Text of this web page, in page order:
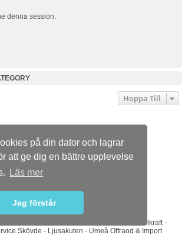
på din dator och lagrar
att ge dig en bättre upplevelse
Läs mer
Jag förstår
denna session.
Hoppa Till
Software © phpBB Limited
Sweden © 2006-2015
by INVENTEA & v12mike
Sponsorer
Dieselkraft-
Skövde - Ljusakuten - Umeå Offraod & Import